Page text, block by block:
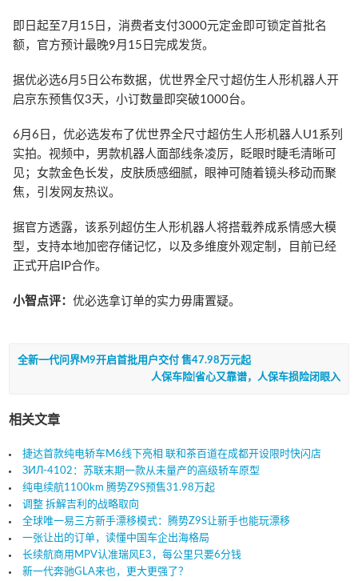
即日起至7月15日，消费者支付3000元定金即可锁定首批名
额，官方预计最晚9月15日完成发货。
据优必选6月5日公布数据，优世界全尺寸超仿生人形机器人开
启京东预售仅3天，小订数量即突破1000台。
6月6日，优必选发布了优世界全尺寸超仿生人形机器人U1系列
实拍。视频中，男款机器人面部线条凌厉，眨眼时睫毛清晰可
见；女款金色长发，皮肤质感细腻，眼神可随着镜头移动而聚
焦，引发网友热议。
据官方透露，该系列超仿生人形机器人将搭载养成系情感大模
型，支持本地加密存储记忆，以及多维度外观定制，目前已经
正式开启IP合作。
小智点评：优必选拿订单的实力毋庸置疑。
全新一代问界M9开启首批用户交付 售47.98万元起
人保车险|省心又靠谱，人保车损险闭眼入
相关文章
捷达首款纯电轿车M6线下亮相 联和茶百道在成都开设限时快闪店
ЗИЛ-4102：苏联末期一款从未量产的高级轿车原型
纯电续航1100km 腾势Z9S预售31.98万起
调整 拆解吉利的战略取向
全球唯一易三方新手漂移模式：腾势Z9S让新手也能玩漂移
一张让出的订单，读懂中国车企出海格局
长续航商用MPV认准瑞风E3，每公里只要6分钱
新一代奔驰GLA来也，更大更强了？